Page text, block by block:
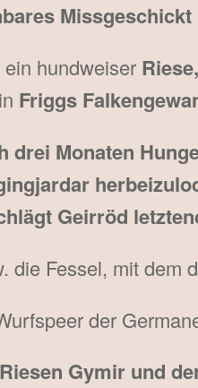
hundweiser
Friggs
drei Monaten
Geirröd
die Fessel, mit dem
der
Riesen Gymir und